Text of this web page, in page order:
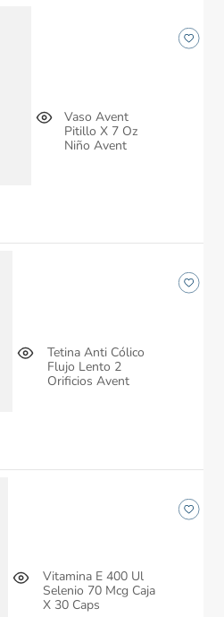
Vaso Avent
Pitillo X 7 Oz
Niño Avent
Tetina Anti Cólico
Flujo Lento 2
Orificios Avent
Vitamina E 400 Ul
Selenio 70 Mcg Caja
X 30 Caps